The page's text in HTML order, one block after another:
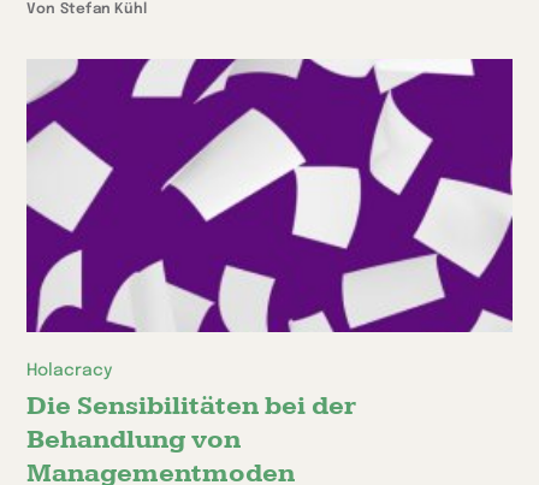
Von Stefan Kühl
Holacracy
Die Sensibilitäten bei der
Behandlung von
Managementmoden